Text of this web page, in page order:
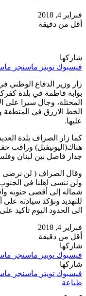
فبراير 4, 2018
أقل من دقيقة
شاركها
فيسبوك تويتر ماسنجر
زار وزير الدفاع الوطني
بوابة فاطمة في بلدة
المحتلة، وجال سيرا على
الخط الازرق في المنطقة
عليها.
كما زار الصراف بلدة
هناك(اليونيفيل) وراقب
جدار فاصل بين لبنان
وقال الصراف ( لن نرضى ان
ولن ننسى اهلنا في
شماله إلى أقصى جنوبه
للتهديد ونؤكد سيادته على
الى الحدود اليوم تأكيد
فبراير 4, 2018
أقل من دقيقة
شاركها
فيسبوك تويتر ماسنجر
شاركها
فيسبوك تويتر ماسنجر
طباعة